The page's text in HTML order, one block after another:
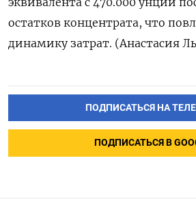
остатков концентрата, что
динамику затрат. (Анастасия
ПОДПИСАТЬСЯ НА
ПОДПИСАТЬСЯ В